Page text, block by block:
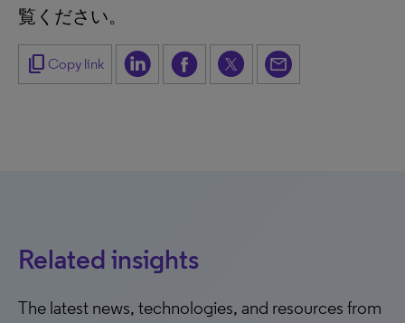
覧ください。
content_copy Copy link
Related insights
The latest news, technologies, and resources from